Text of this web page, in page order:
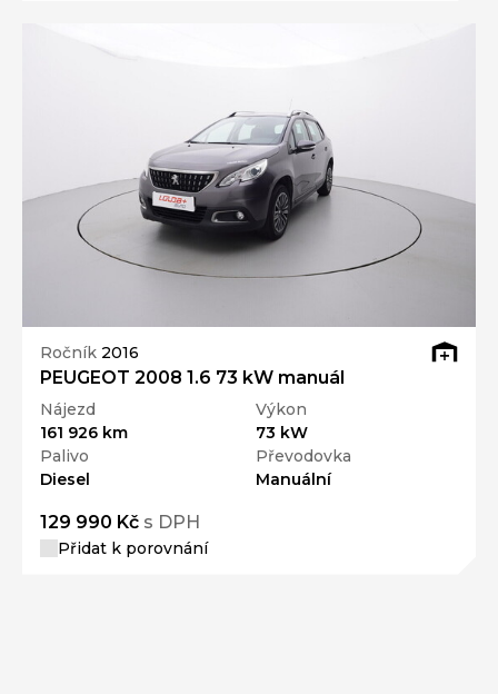
Ročník 2016
PEUGEOT 2008 1.6 73 kW manuál
Nájezd
161 926 km
Výkon
73 kW
Palivo
Diesel
Převodovka
Manuální
129 990 Kč s DPH
Přidat k porovnání